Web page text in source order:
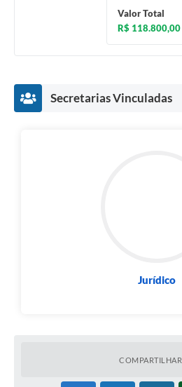
Valor Total
R$ 118.800,00
Secretarias Vinculadas
Jurídico
COMPARTILHAR